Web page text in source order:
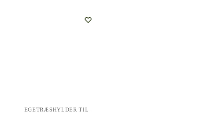
EGETRÆSHYLDER TIL